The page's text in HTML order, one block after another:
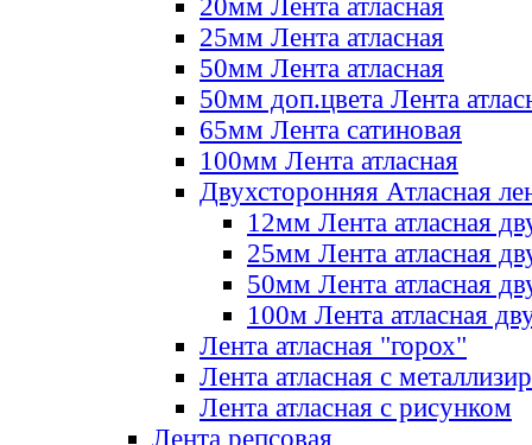
20мм Лента атласная
25мм Лента атласная
50мм Лента атласная
50мм доп.цвета Лента
65мм Лента сатиновая
100мм Лента атласная
Двухсторонняя Атласная
12мм Лента атласная
25мм Лента атласная
50мм Лента атласная
100м Лента атласная
Лента атласная "горох"
Лента атласная с
Лента атласная с рисунком
Лента репсовая